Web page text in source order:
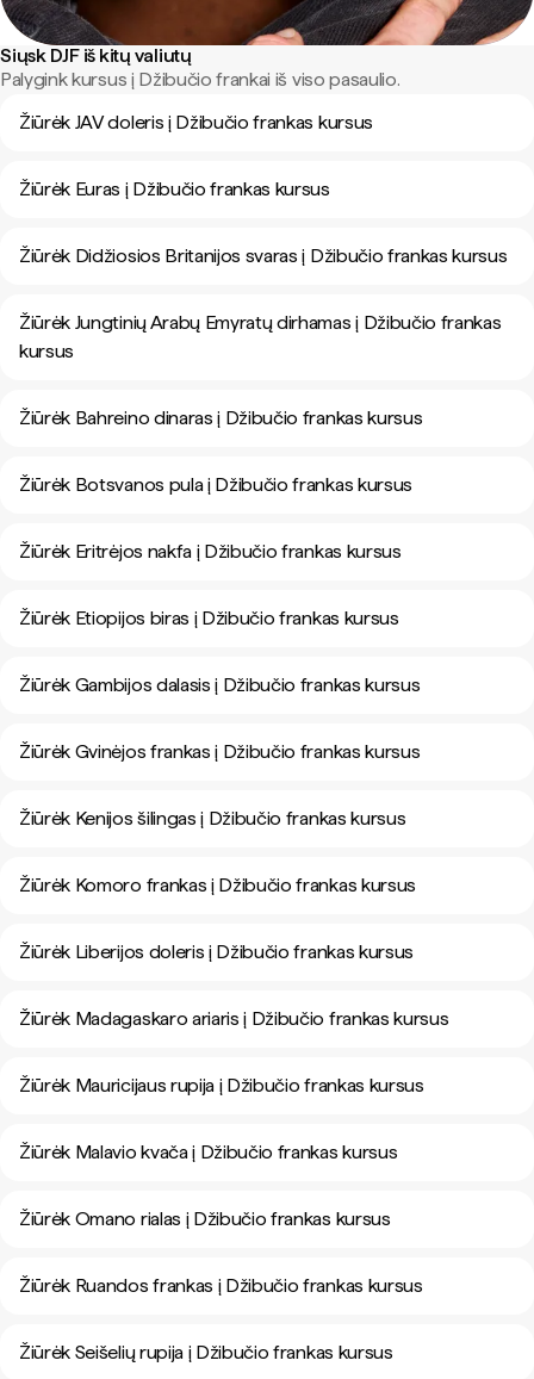
Siųsk DJF iš kitų valiutų
Palygink kursus į Džibučio frankai iš viso pasaulio.
Žiūrėk JAV doleris į Džibučio frankas kursus
Žiūrėk Euras į Džibučio frankas kursus
Žiūrėk Didžiosios Britanijos svaras į Džibučio frankas kursus
Žiūrėk Jungtinių Arabų Emyratų dirhamas į Džibučio frankas
kursus
Žiūrėk Bahreino dinaras į Džibučio frankas kursus
Žiūrėk Botsvanos pula į Džibučio frankas kursus
Žiūrėk Eritrėjos nakfa į Džibučio frankas kursus
Žiūrėk Etiopijos biras į Džibučio frankas kursus
Žiūrėk Gambijos dalasis į Džibučio frankas kursus
Žiūrėk Gvinėjos frankas į Džibučio frankas kursus
Žiūrėk Kenijos šilingas į Džibučio frankas kursus
Žiūrėk Komoro frankas į Džibučio frankas kursus
Žiūrėk Liberijos doleris į Džibučio frankas kursus
Žiūrėk Madagaskaro ariaris į Džibučio frankas kursus
Žiūrėk Mauricijaus rupija į Džibučio frankas kursus
Žiūrėk Malavio kvača į Džibučio frankas kursus
Žiūrėk Omano rialas į Džibučio frankas kursus
Žiūrėk Ruandos frankas į Džibučio frankas kursus
Žiūrėk Seišelių rupija į Džibučio frankas kursus